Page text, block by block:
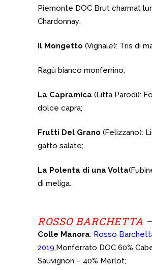
Piemonte DOC Brut charmat
Chardonnay;
Il Mongetto (Vignale): Tris di
Ragù bianco monferrino;
La Capramica (Litta Parodi):
dolce capra;
Frutti Del Grano (Felizzano):
gatto salate;
La Polenta di una Volta
di meliga.
ROSSO BARCHETTA
Colle Manora: Rosso
2019,Monferrato DOC 60%
Sauvignon – 40% Merlot;